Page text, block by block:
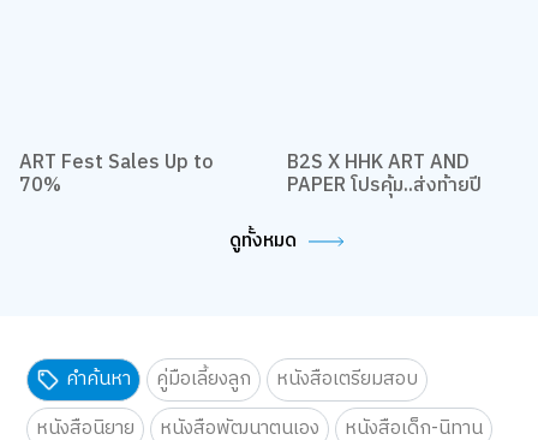
B2S X HHK ART AND
PAPER โปรคุ้ม..ส่งท้ายปี
คำค้นหา คู่มือเลี้ยงลูก
หนังสือเตรียมสอบ